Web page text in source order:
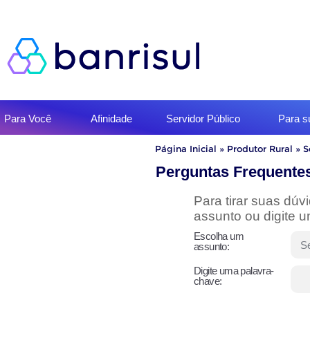
do
menu
Para Você Afinidade Servidor Público Para
Início
conteúdo
Página Inicial » Produtor Rural »
Perguntas
Para tirar suas
assunto ou digite
Escolha um
assunto:
Digite uma palavra-
chave: